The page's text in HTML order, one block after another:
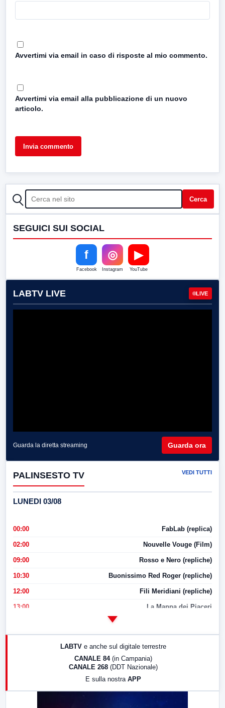
Avvertimi via email in caso di risposte al mio commento.
Avvertimi via email alla pubblicazione di un nuovo
articolo.
CERCA Cerca
SEGUICI SUI SOCIAL
f
Facebook
◎
Instagram
▶
YouTube
LABTV LIVE LIVE
Guarda la diretta streaming Guarda ora
PALINSESTO TV VEDI TUTTI
LUNEDI 03/08
00:00 FabLab (replica)
02:00 Nouvelle Vouge (Film)
09:00 Rosso e Nero (repliche)
10:30 Buonissimo Red Roger (repliche)
12:00 Fili Meridiani (repliche)
13:00 La Mappa dei Piaceri
LABTV e anche sul digitale terrestre
CANALE 84 (in Campania)
CANALE 268 (DDT Nazionale)
E sulla nostra APP